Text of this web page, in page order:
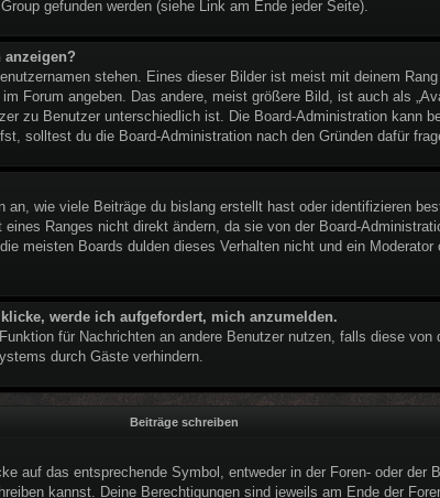
gefunden werden (siehe Link am Ende jeder Seite).
stehen. Eines dieser Bilder ist meist mit deinem
Forum angeben. Das andere, meist größere Bild, ist auch als
zu Benutzer unterschiedlich ist. Die Board-Administration kann
solltest du die Board-Administration nach den Gründen dafür
an, wie viele Beiträge du bislang erstellt hast oder identifizieren
Ranges nicht direkt ändern, da sie von der Board-
meisten Boards dulden dieses Verhalten nicht und ein Moderator
werde ich aufgefordert, mich anzumelden.
für Nachrichten an andere Benutzer nutzen, falls diese
durch Gäste verhindern.
Beiträge schreiben
auf das entsprechende Symbol, entweder in der Foren- oder
kannst. Deine Berechtigungen sind jeweils am Ende der